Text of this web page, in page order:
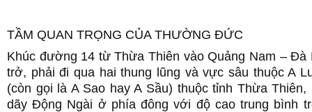
TẦM QUAN TRỌNG CỦA THƯỜNG ĐỨC
Khúc đường 14 từ Thừa Thiên vào Quảng Nam – Đà
trở, phải đi qua hai thung lũng và vực sâu thuộc A
(còn gọi là A Sao hay A Sầu) thuộc tỉnh Thừa
dãy Động Ngài ở phía đông với độ cao trung bình